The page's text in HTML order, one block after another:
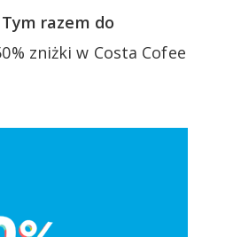
Tym razem do
zniżki w Costa Cofee